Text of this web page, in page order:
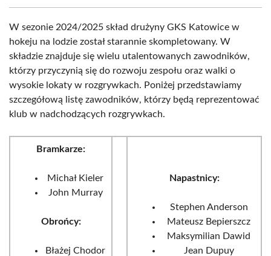
W sezonie 2024/2025 skład drużyny GKS Katowice w
hokeju na lodzie został starannie skompletowany. W
składzie znajduje się wielu utalentowanych zawodników,
którzy przyczynią się do rozwoju zespołu oraz walki o
wysokie lokaty w rozgrywkach. Poniżej przedstawiamy
szczegółową listę zawodników, którzy będą reprezentować
klub w nadchodzących rozgrywkach.
Bramkarze:
Michał Kieler
John Murray
Obrońcy:
Błażej Chodor
Napastnicy:
Stephen Anderson
Mateusz Bepierszcz
Maksymilian Dawid
Jean Dupuy